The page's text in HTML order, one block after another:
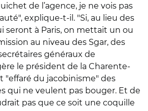
de l’agence, je ne vois pas
explique-t-il. "Si, au lieu des
seront à Paris, on mettait un ou
au niveau des Sgar, des
généraux de
le président de la Charente-
"effaré du jacobinisme" des
qui ne veulent pas bouger. Et de
pas que ce soit une coquille